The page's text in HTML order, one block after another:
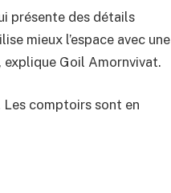
présente des détails
mieux l’espace avec une
Goil Amornvivat.
comptoirs sont en